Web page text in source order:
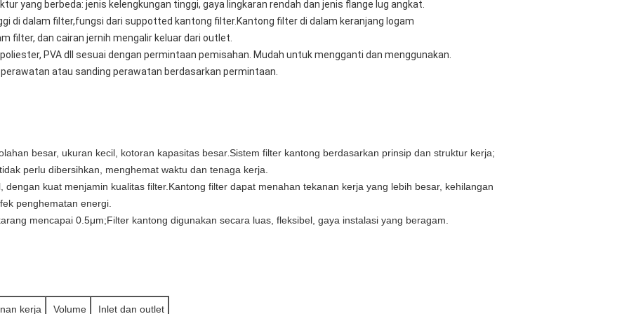
yang berbeda: jenis kelengkungan tinggi, gaya lingkaran rendah dan jenis flange lug angkat.
di dalam filter,fungsi dari suppotted kantong filter.Kantong filter di dalam keranjang logam
filter, dan cairan jernih mengalir keluar dari outlet.
PVA dll sesuai dengan permintaan pemisahan. Mudah untuk mengganti dan menggunakan.
atau sanding perawatan berdasarkan permintaan.
besar, ukuran kecil, kotoran kapasitas besarSistem filter kantong berdasarkan prinsip dan struktur kerja;
perlu dibersihkan, menghemat waktu dan tenaga kerja.
kuat menjamin kualitas filter. Kantong filter dapat menahan tekanan kerja yang lebih besar, kehilangan
penghematan energi.
mencapai 0.5μm;Filter kantong digunakan secara luas, fleksibel, gaya instalasi yang beragam.
kerja Volume Inlet dan outlet